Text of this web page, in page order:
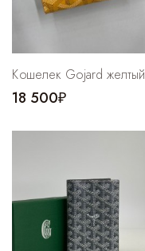
Кошелек Gojard желтый
18 500₽